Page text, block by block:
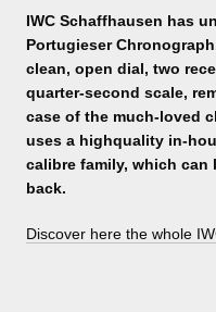
IWC Schaffhausen has
Portugieser
clean, open dial, two
quarter-second scale,
case of the much-loved
uses a highquality in-
calibre family, which can
back.
Discover here the whole